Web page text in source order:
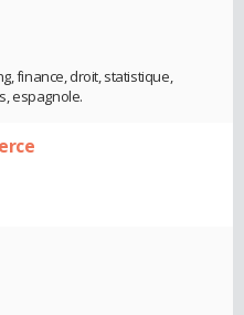
finance, droit, statistique,
espagnole.